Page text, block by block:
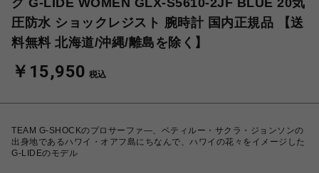
ク G-LIDE WOMEN GLX-S5610-2JF BLUE 20気
圧防水 ショックレジスト 腕時計 国内正規品 【送
料無料 北海道/沖縄/離島を除く】
￥15,950 税込
TEAM G-SHOCKのプロサーファ―、ベティルー・サクラ・ジョンソンの
出身地であるハワイ・オアフ島にちなんで、ハワイの花々をイメージした
G-LIDEのモデル